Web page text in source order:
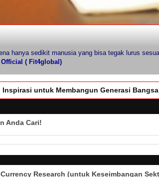
hanya sedikit manusia yang bisa tegak lurus
( Fit4global)
Inspirasi untuk Membangun Generasi Bangsa
Anda Cari!
Currency Research (untuk Keseimbangan